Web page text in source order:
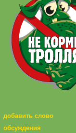
добавить слово
обсуждения